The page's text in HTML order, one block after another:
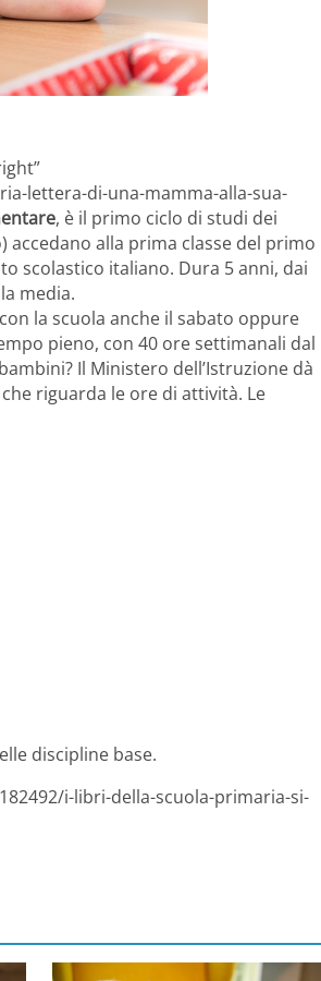
lettera-di-una-mamma-alla-sua-
, è il primo ciclo di studi dei
accedano alla prima classe del primo
scolastico italiano. Dura 5 anni, dai
media.
la scuola anche il sabato oppure
pieno, con 40 ore settimanali dal
Il Ministero dell’Istruzione dà
riguarda le ore di attività. Le
discipline base.
i-libri-della-scuola-primaria-si-